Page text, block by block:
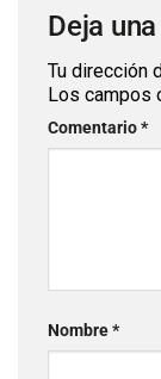
Deja
Tu dirección
Los campos
Comentario*
Nombre*